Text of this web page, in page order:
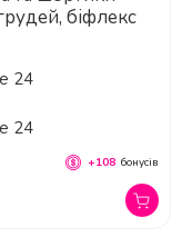
біфлекс
24
24
+108 бонусів